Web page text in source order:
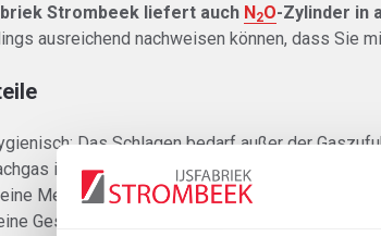
Strombeek liefert auch N2O-Zylinder in
ausreichend nachweisen können, dass Sie
Das Schlagen bedarf außer der
ist bereits seit langem bekannt und als
Mengen N2
O reichen
Geschmacks- oder Geruchsanomalitäten